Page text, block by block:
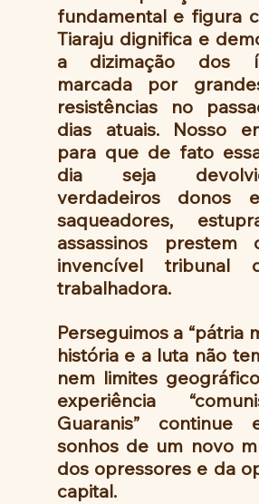
fundamental e figura
Tiaraju dignifica e
a dizimação dos
marcada por
resistências no
dias atuais. Nosso
para que de fato
dia seja
verdadeiros donos
saqueadores,
assassinos prestem
invencível tribunal
trabalhadora.
Perseguimos a “pátria
história e a luta não
nem limites
experiência
Guaranis” continue
sonhos de um novo
dos opressores e da
capital.